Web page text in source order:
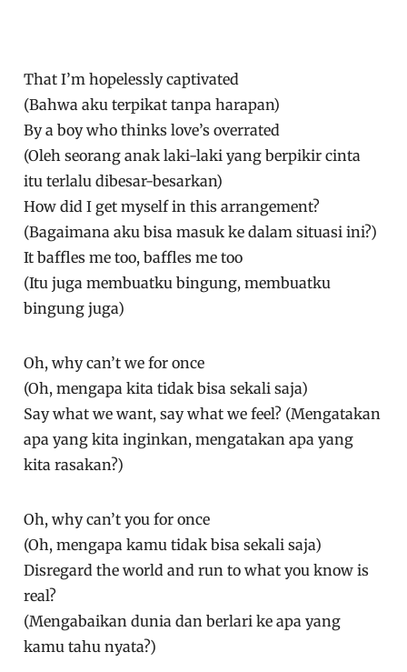
That I’m hopelessly captivated
(Bahwa aku terpikat tanpa harapan)
By a boy who thinks love’s overrated
(Oleh seorang anak laki-laki yang berpikir cinta
itu terlalu dibesar-besarkan)
How did I get myself in this arrangement?
(Bagaimana aku bisa masuk ke dalam situasi ini?)
It baffles me too, baffles me too
(Itu juga membuatku bingung, membuatku
bingung juga)
Oh, why can’t we for once
(Oh, mengapa kita tidak bisa sekali saja)
Say what we want, say what we feel? (Mengatakan
apa yang kita inginkan, mengatakan apa yang
kita rasakan?)
Oh, why can’t you for once
(Oh, mengapa kamu tidak bisa sekali saja)
Disregard the world and run to what you know is
real?
(Mengabaikan dunia dan berlari ke apa yang
kamu tahu nyata?)